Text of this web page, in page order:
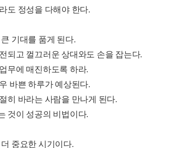
도 정성을 다해야 한다.
기대를 품게 된다.
되고 껄끄러운 상대와도 손을 잡는다.
무에 매진하도록 하라.
바쁜 하루가 예상된다.
히 바라는 사람을 만나게 된다.
것이 성공의 비법이다.
중요한 시기이다.